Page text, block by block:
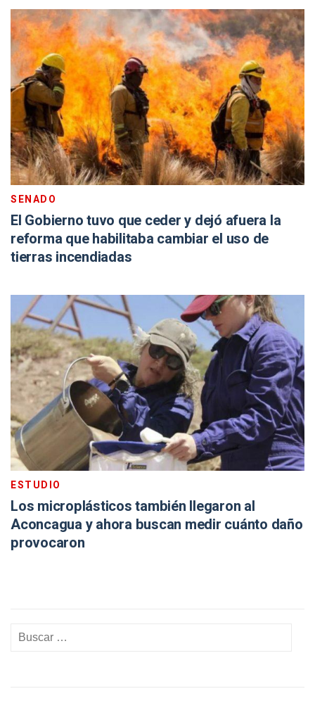
SENADO
El Gobierno tuvo que ceder y dejó afuera la
reforma que habilitaba cambiar el uso de
tierras incendiadas
ESTUDIO
Los microplásticos también llegaron al
Aconcagua y ahora buscan medir cuánto daño
provocaron